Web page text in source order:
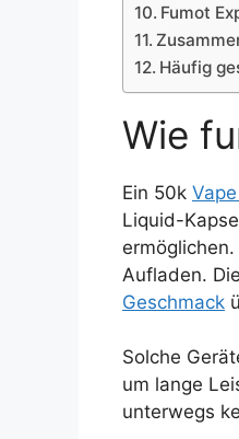
Fumot
Häufig
Wie
Ein 50k
Liquid-
Aufladen.
Geschmack
Solche
um lange
unterwegs